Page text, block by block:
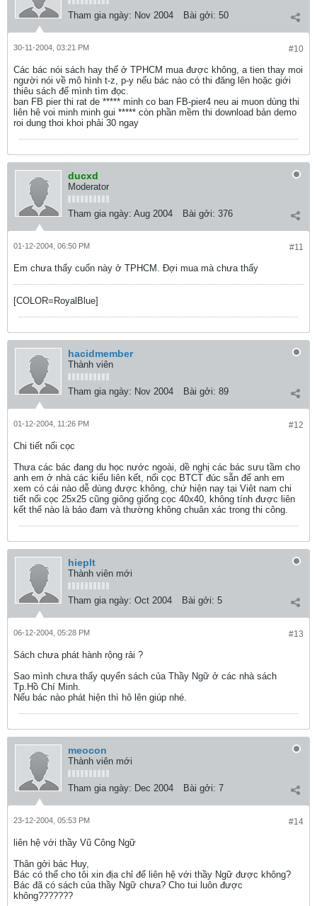
Tham gia ngày: Nov 2004 Bài gởi: 50
#10
30-11-2004, 03:21 PM
Các bác nói sách hay thế ở TPHCM mua được không, a tien thay moi
người nói về mô hình t-z, p-y nếu bác nào có thi đăng lên hoặc giới
thiêu sách để mình tìm đọc.
ban FB pier thi rat de ***** minh co ban FB-pier4 neu ai muon dùng thi
liên hê voi minh minh gui ***** còn phần mềm thi download bản demo
roi dung thoi khoi phải 30 ngay
ducxd
Moderator
Tham gia ngày: Aug 2004 Bài gởi: 376
#11
01-12-2004, 06:50 PM
Em chưa thấy cuốn này ở TPHCM. Đợi mua mà chưa thấy
[COLOR=RoyalBlue]
hacidmember
Thành viên
Tham gia ngày: Nov 2004 Bài gởi: 89
#12
01-12-2004, 11:26 PM
Chi tiết nối cọc
Thưa các bác đang du học nước ngoài, dề nghị các bác sưu tầm cho
anh em ở nhà các kiểu liên kết, nối cọc BTCT đúc sẵn để anh em
xem có cái nào dễ dùng được không, chứ hiện nay tại Viêt nam chi
tiết nối cọc 25x25 cũng giông giống cọc 40x40, không tính được liên
kết thế nào là bảo đam và thường không chuân xác trong thi công.
hieplt
Thành viên mới
Tham gia ngày: Oct 2004 Bài gởi: 5
#13
06-12-2004, 05:28 PM
Sách chưa phát hành rộng rải ?
Sao mình chưa thấy quyển sách của Thầy Ngữ ở các nhà sách
Tp.Hồ Chí Minh.
Nếu bác nào phát hiện thì hô lên giúp nhé.
meocon
Thành viên mới
Tham gia ngày: Dec 2004 Bài gởi: 7
#14
23-12-2004, 05:53 PM
liên hệ với thầy Vũ Công Ngữ
Thân gởi bác Huy,
Bác có thể cho tôi xin địa chỉ để liên hệ với thầy Ngữ được không?
Bác đã có sách của thầy Ngữ chưa? Cho tui luôn được
không???????